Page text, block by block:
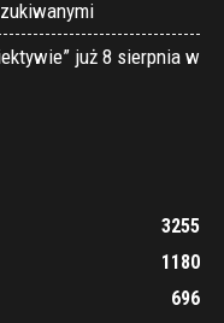
już 8 sierpnia w
3255
1180
696